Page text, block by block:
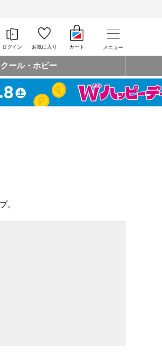
ログイン お気に入り カート メニュー
ール・ホビー
。